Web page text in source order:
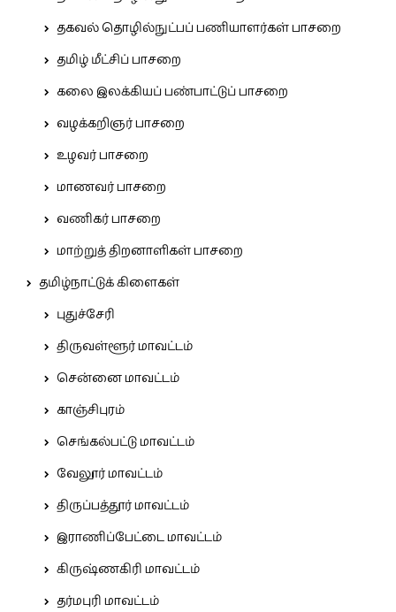
தகவல் தொழில்நுட்பப் பணியாளர்கள் பாசறை
தமிழ் மீட்சிப் பாசறை
கலை இலக்கியப் பண்பாட்டுப் பாசறை
வழக்கறிஞர் பாசறை
உழவர் பாசறை
மாணவர் பாசறை
வணிகர் பாசறை
மாற்றுத் திறனாளிகள் பாசறை
தமிழ்நாட்டுக் கிளைகள்
புதுச்சேரி
திருவள்ளூர் மாவட்டம்
சென்னை மாவட்டம்
காஞ்சிபுரம்
செங்கல்பட்டு மாவட்டம்
வேலூர் மாவட்டம்
திருப்பத்தூர் மாவட்டம்
இராணிப்பேட்டை மாவட்டம்
கிருஷ்ணகிரி மாவட்டம்
தர்மபுரி மாவட்டம்